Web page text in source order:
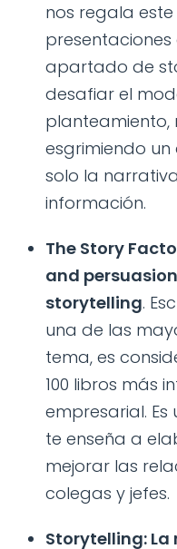
nos regala
presentaciones
apartado de
desafiar el
planteamiento,
esgrimiendo
solo la
información.
The Story
and
storytelling.
una de las
tema, es
100 libros más
empresarial.
te enseña a
mejorar las
colegas y jefes.
Storytelling: